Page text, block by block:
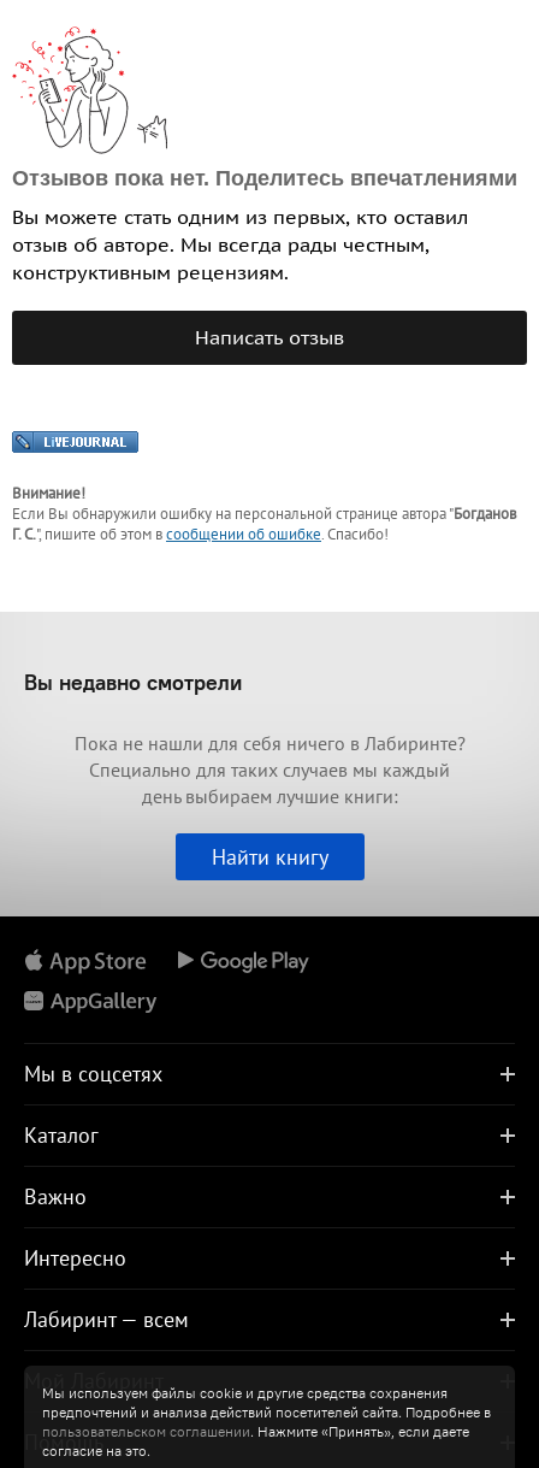
Отзывов пока нет. Поделитесь впечатлениями
Вы можете стать одним из первых, кто оставил
отзыв об авторе. Мы всегда рады честным,
конструктивным рецензиям.
Написать отзыв
Внимание!
Если Вы обнаружили ошибку на персональной странице автора "Богданов
Г. С.", пишите об этом всообщении об ошибке. Спасибо!
Мы используем файлы cookie и другие средства сохранения
предпочтений и анализа действий посетителей сайта. Подробнее в
пользовательском соглашении. Нажмите «Принять», если даете
согласие на это.
Вы недавно смотрели
Пока не нашли для себя ничего в Лабиринте?
Специально для таких случаев мы каждый
день выбираем лучшие книги:
Найти книгу
Мы в соцсетях
Каталог
Важно
Интересно
Лабиринт — всем
Помощь